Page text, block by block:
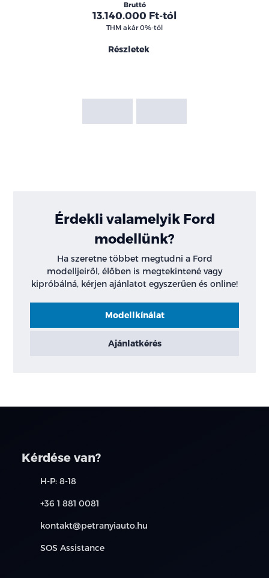
Bruttó
13.140.000 Ft-tól
THM akár 0%-tól
Részletek
Érdekli valamelyik Ford
modellünk?
Ha szeretne többet megtudni a Ford
modelljeiről, élőben is megtekintené vagy
kipróbálná, kérjen ajánlatot egyszerűen és online!
Modellkínálat
Ajánlatkérés
Kérdése van?
H-P: 8-18
+36 1 881 0081
kontakt@petranyiauto.hu
SOS Assistance